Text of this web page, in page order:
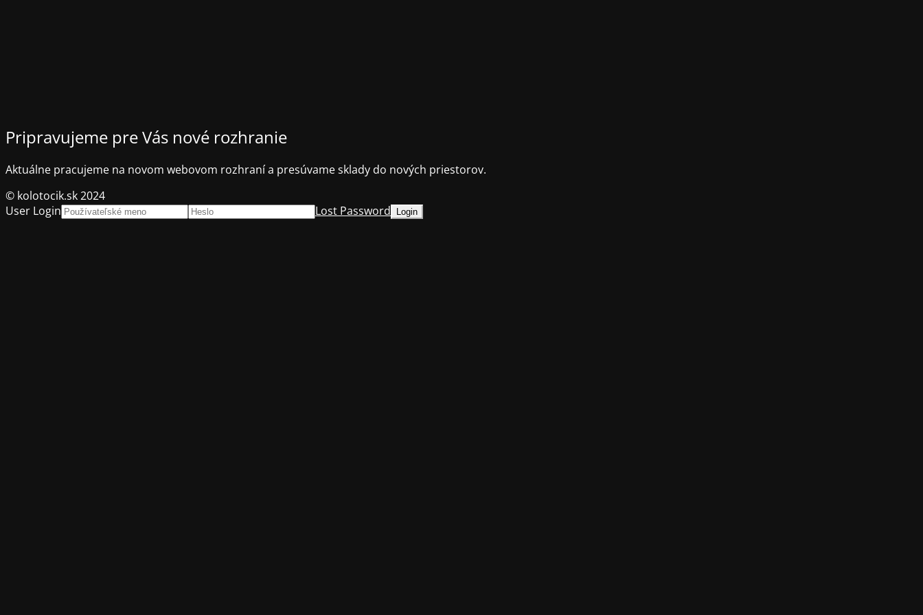
Pripravujeme pre Vás nové rozhranie
Aktuálne pracujeme na novom webovom rozhraní a presúvame sklady do nových priestorov.
© kolotocik.sk 2024
User Login
Lost Password